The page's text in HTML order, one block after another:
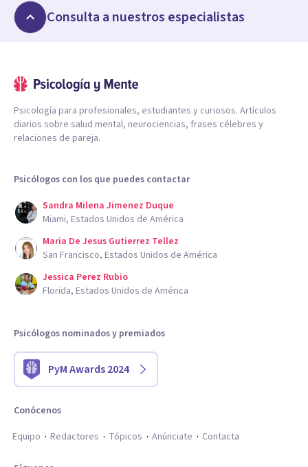
Consulta a nuestros especialistas
Psicología para profesionales, estudiantes y curiosos. Artículos
diarios sobre salud mental, neurociencias, frases célebres y
relaciones de pareja.
Psicólogos con los que puedes contactar
Sandra Milena Jimenez Duque
Miami, Estados Unidos de América
Maria De Jesus Gutierrez Tellez
San Francisco, Estados Unidos de América
Jessica Perez Rubio
Florida, Estados Unidos de América
Psicólogos nominados y premiados
PyM Awards 2024
Conócenos
Equipo
Redactores Tópicos Anúnciate Contacta